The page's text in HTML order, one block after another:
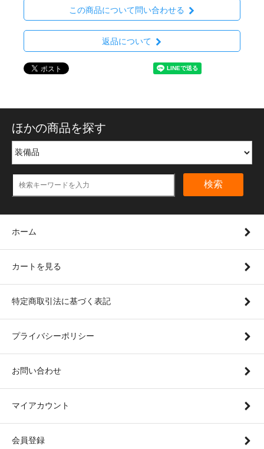
この商品について問い合わせる
返品について
ほかの商品を探す
検索
ホーム
カートを見る
特定商取引法に基づく表記
プライバシーポリシー
お問い合わせ
マイアカウント
会員登録